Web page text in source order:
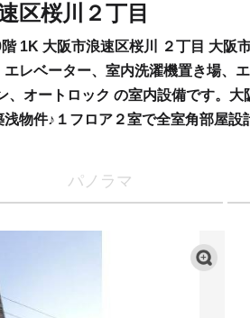
区桜川２丁目
1K 大阪市浪速区桜川 ２丁目 大阪
レベーター、室内洗濯機置き場、
、オートロック の室内設備です。
物件♪１フロア２室で全室角部屋
パノラマ